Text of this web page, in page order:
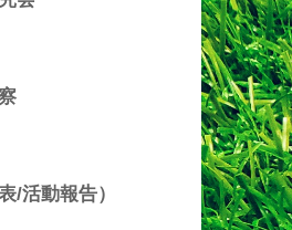
/活動報告）